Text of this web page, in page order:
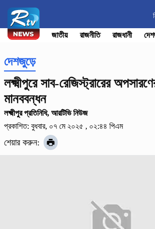
জাতীয় রাজনীতি রাজধানী
দেশজুড়ে
লক্ষ্মীপুরে সাব-রেজিস্ট্রারের
মানববন্ধন
লক্ষ্মীপুর প্রতিনিধি, আরটিভি নিউজ
প্রকাশিত: বুধবার, ০৭ মে ২০২৫ , ০২:৪৪ পিএম
শেয়ার করুন: